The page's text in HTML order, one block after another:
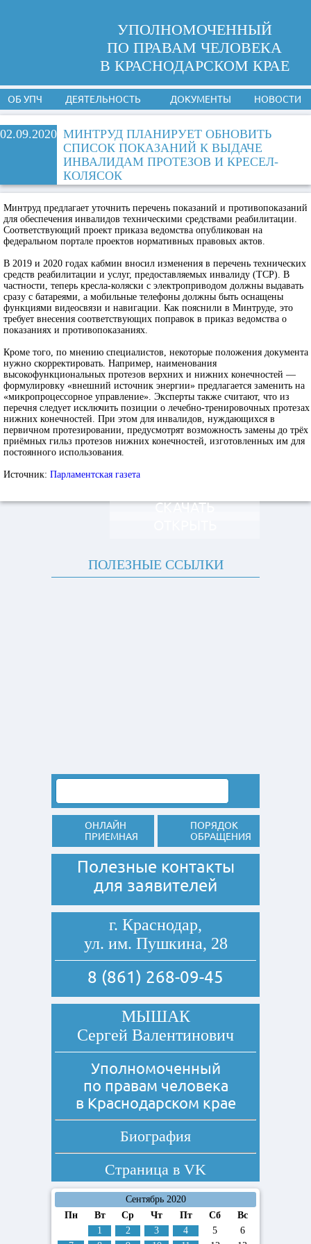
УПОЛНОМОЧЕННЫЙ
ПО ПРАВАМ ЧЕЛОВЕКА
В КРАСНОДАРСКОМ КРАЕ
ОБ УПЧ ДЕЯТЕЛЬНОСТЬ ДОКУМЕНТЫ НОВОСТИ
02.09.2020 МИНТРУД ПЛАНИРУЕТ ОБНОВИТЬ
СПИСОК ПОКАЗАНИЙ К ВЫДАЧЕ
ИНВАЛИДАМ ПРОТЕЗОВ И КРЕСЕЛ-
КОЛЯСОК
Минтруд предлагает уточнить перечень показаний и противопоказаний
для обеспечения инвалидов техническими средствами реабилитации.
Соответствующий проект приказа ведомства опубликован на
федеральном портале проектов нормативных правовых актов.
В 2019 и 2020 годах кабмин вносил изменения в перечень технических
средств реабилитации и услуг, предоставляемых инвалиду (ТСР). В
частности, теперь кресла-коляски с электроприводом должны выдавать
сразу с батареями, а мобильные телефоны должны быть оснащены
функциями видеосвязи и навигации. Как пояснили в Минтруде, это
требует внесения соответствующих поправок в приказ ведомства о
показаниях и противопоказаниях.
Кроме того, по мнению специалистов, некоторые положения документа
нужно скорректировать. Например, наименования
высокофункциональных протезов верхних и нижних конечностей —
формулировку «внешний источник энергии» предлагается заменить на
«микропроцессорное управление». Эксперты также считают, что из
перечня следует исключить позиции о лечебно-тренировочных протезах
нижних конечностей. При этом для инвалидов, нуждающихся в
первичном протезировании, предусмотрят возможность замены до трёх
приёмных гильз протезов нижних конечностей, изготовленных им для
постоянного использования.
Источник: Парламентская газета
СКАЧАТЬ
ПОЛЕЗНЫЕ ССЫЛКИ
ОНЛАЙН
ПРИЕМНАЯ
ПОРЯДОК
ОБРАЩЕНИЯ
Полезные контакты
для заявителей
г. Краснодар,
ул. им. Пушкина, 28
8 (861) 268-09-45
МЫШАК
Сергей Валентинович
Уполномоченный
по правам человека
в Краснодарском крае
Биография
Страница в VK
Сентябрь 2020
Пн
Вт Ср Чт Пт Сб
Вс
1
2 3 4 5
6